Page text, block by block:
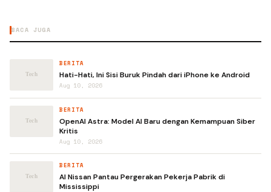
BACA JUGA
BERITA
Hati-Hati, Ini Sisi Buruk Pindah dari iPhone ke Android
Aug 10, 2026
BERITA
OpenAI Astra: Model AI Baru dengan Kemampuan Siber
Kritis
Aug 10, 2026
BERITA
AI Nissan Pantau Pergerakan Pekerja Pabrik di
Mississippi